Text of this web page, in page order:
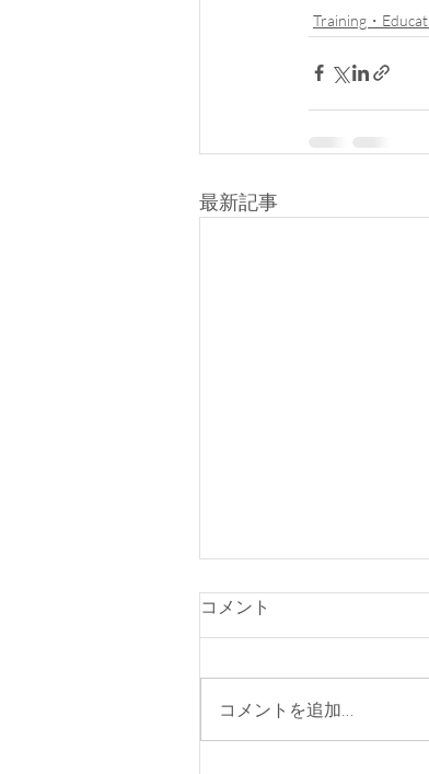
Training・
最新記事
コメント
コメントを追加…